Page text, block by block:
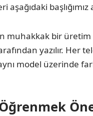
başlığımız
muhakkak bir
yazılır. Her
model üzerinde